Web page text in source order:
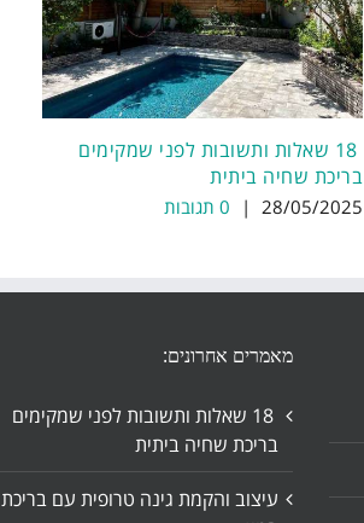
18 שאלות ותשובות לפני שמקימים
בריכת שחיה ביתית
28/05/2025
| 0 תגובות
מאמרים אחרונים:
18 שאלות ותשובות לפני שמקימים
בריכת שחיה ביתית
עיצוב והקמת גינה טרופית עם בריכת